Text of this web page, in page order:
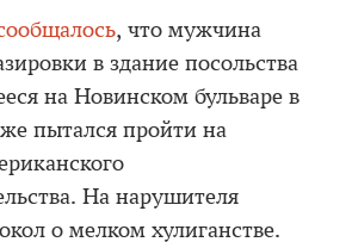
, что мужчина
в здание посольства
на Новинском бульваре в
пытался пройти на
На нарушителя
о мелком хулиганстве.